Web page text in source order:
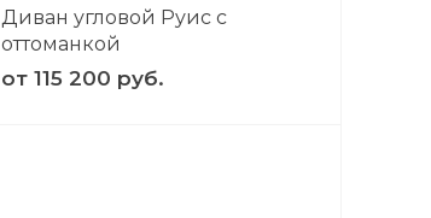
Диван угловой Руис с
оттоманкой
от 115 200 руб.